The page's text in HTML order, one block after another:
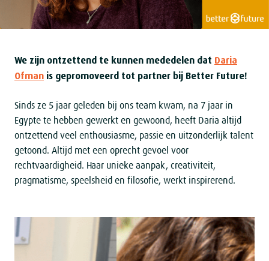
We zijn ontzettend te kunnen mededelen dat Daria
Ofman is gepromoveerd tot partner bij Better Future!
Sinds ze 5 jaar geleden bij ons team kwam, na 7 jaar in
Egypte te hebben gewerkt en gewoond, heeft Daria altijd
ontzettend veel enthousiasme, passie en uitzonderlijk talent
getoond. Altijd met een oprecht gevoel voor
rechtvaardigheid. Haar unieke aanpak, creativiteit,
pragmatisme, speelsheid en filosofie, werkt inspirerend.